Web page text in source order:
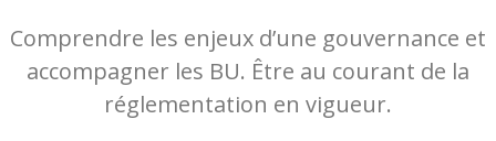
Comprendre les enjeux d’une gouvernance et
accompagner les BU. Être au courant de la
réglementation en vigueur.